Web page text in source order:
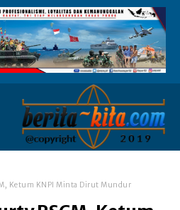
Ketum KNPI Minta Dirut Mundur